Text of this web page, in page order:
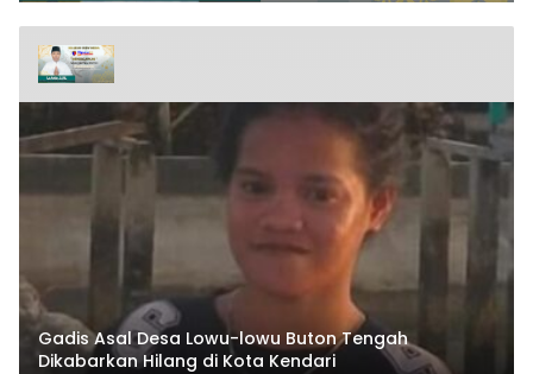
Gadis Asal Desa Lowu-lowu Buton Tengah
Dikabarkan Hilang di Kota Kendari